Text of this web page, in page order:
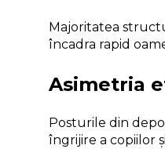
Majoritatea
încadra rapid
Asimetria
Posturile din
îngrijire a copiilor